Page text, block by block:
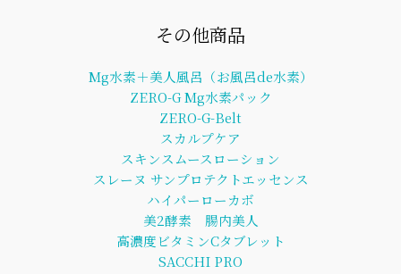
その他商品
Mg水素＋美人風呂（お風呂de水素）
ZERO-G Mg水素パック
ZERO-G-Belt
スカルプケア
スキンスムースローション
スレーヌ サンプロテクトエッセンス
ハイパーローカボ
美2酵素 腸内美人
高濃度ビタミンCタブレット
SACCHI PRO